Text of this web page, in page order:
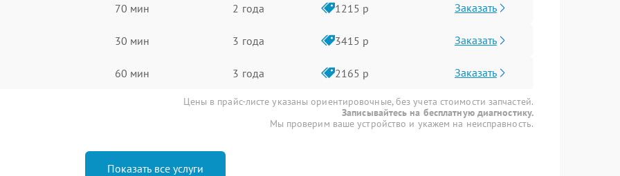
70 мин 2 года 1215 р Заказать
30 мин 3 года 3415 р Заказать
60 мин 3 года 2165 р Заказать
Цены в прайс-листе указаны ориентировочные, без учета стоимости запчастей.
Записывайтесь на бесплатную диагностику.
Мы проверим ваше устройство и укажем на неисправность.
Показать все услуги